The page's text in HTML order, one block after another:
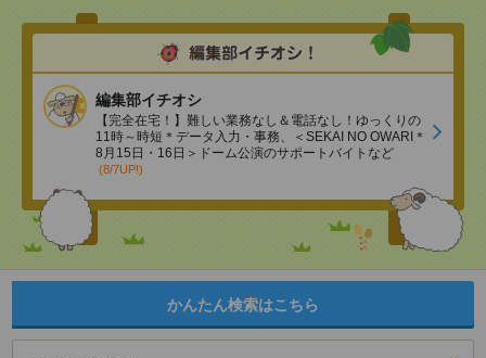
編集部イチオシ
【完全在宅！】難しい業務なし＆電話なし！ゆっくりの
11時～時短＊データ入力・事務、＜SEKAI NO OWARI＊
8月15日・16日＞ドーム公演のサポートバイトなど
(8/7UP!)
かんたん検索はこちら